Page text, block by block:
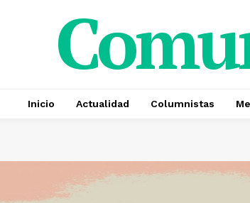
Inicio Actualidad Columnistas